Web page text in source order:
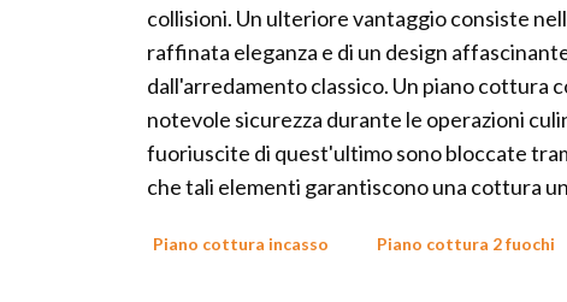
collisioni. Un ulteriore vantaggio consiste
raffinata eleganza e di un design
dall'arredamento classico. Un piano cottura
notevole sicurezza durante le operazioni
fuoriuscite di quest'ultimo sono bloccate
che tali elementi garantiscono una cottura
Piano cottura incasso Piano cottura 2 fuochi